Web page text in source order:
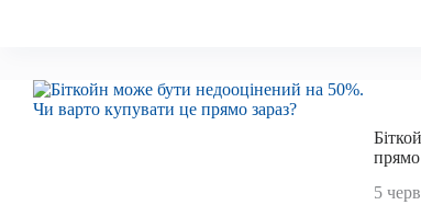
прямо
5